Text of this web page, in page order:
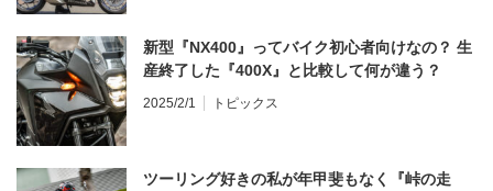
新型『NX400』ってバイク初心者向けなの？ 生
産終了した『400X』と比較して何が違う？
2025/2/1 トピックス
ツーリング好きの私が年甲斐もなく『峠の走